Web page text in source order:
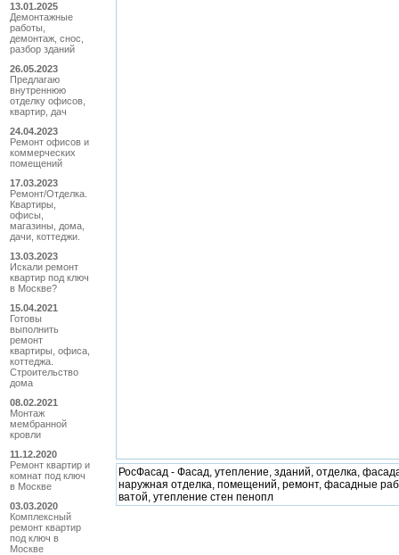
13.01.2025
Демонтажные
работы,
демонтаж, снос,
разбор зданий
26.05.2023
Предлагаю
внутреннюю
отделку офисов,
квартир, дач
24.04.2023
Ремонт офисов и
коммерческих
помещений
17.03.2023
Ремонт/Отделка.
Квартиры,
офисы,
магазины, дома,
дачи, коттеджи.
13.03.2023
Искали ремонт
квартир под ключ
в Москве?
15.04.2021
Готовы
выполнить
ремонт
квартиры, офиса,
коттеджа.
Строительство
дома
08.02.2021
Монтаж
мембранной
кровли
11.12.2020
Ремонт квартир и
комнат под ключ
в Москве
03.03.2020
Комплексный
ремонт квартир
под ключ в
Москве
РосФасад - Фасад, утепление, зданий, отделка,
наружная отделка, помещений, ремонт, фасадные
ватой, утепление стен пенопл